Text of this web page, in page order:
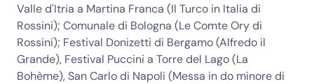
Valle d'Itria a Martina Franca (Il Turco in Italia di
Rossini); Comunale di Bologna (Le Comte Ory di
Rossini); Festival Donizetti di Bergamo (Alfredo il
Grande), Festival Puccini a Torre del Lago (La
Bohème), San Carlo di Napoli (Messa in do minore di